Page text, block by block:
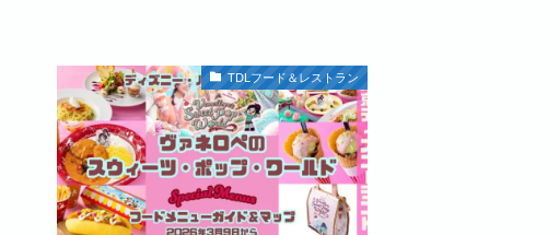
TDLフード＆レストラン